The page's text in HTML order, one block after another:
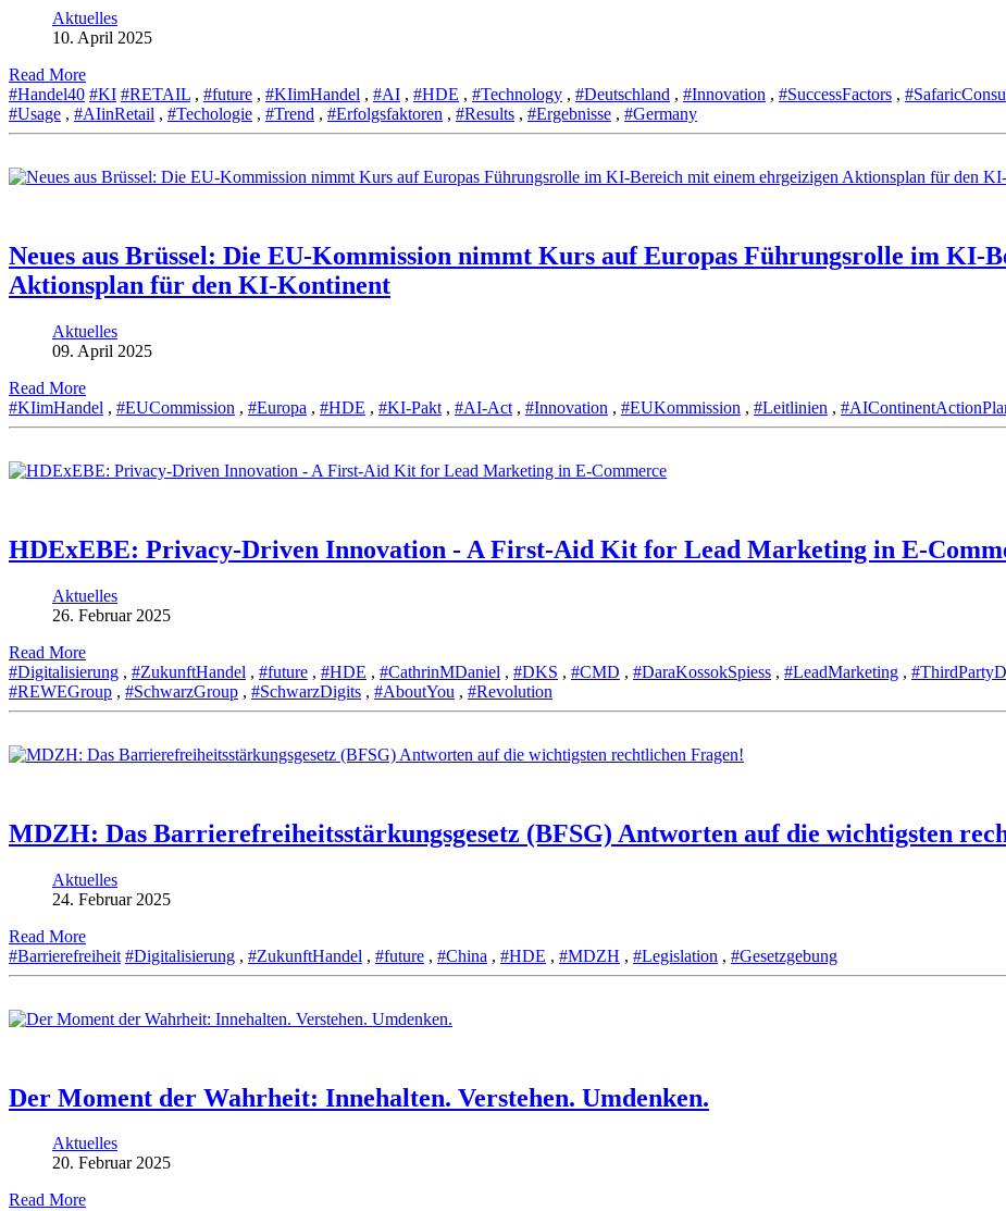
Aktuelles
10. April 2025
Read More
#Handel40 #KI #RETAIL , #future , #KIimHandel , #AI , #HDE , #Technology , #Deutschland , #Innovation , #SuccessFactors ,
#Usage , #AIinRetail , #Techologie , #Trend , #Erfolgsfaktoren , #Results , #Ergebnisse , #Germany
Neues aus Brüssel: Die EU-Kommission nimmt Kurs auf Europas Führungsrolle im KI-
Aktionsplan für den KI-Kontinent
Aktuelles
09. April 2025
Read More
#KIimHandel , #EUCommission , #Europa , #HDE , #KI-Pakt , #AI-Act , #Innovation , #EUKommission , #Leitlinien ,
HDExEBE: Privacy-Driven Innovation - A First-Aid Kit for Lead Marketing in E-
Aktuelles
26. Februar 2025
Read More
#Digitalisierung , #ZukunftHandel , #future , #HDE , #CathrinMDaniel , #DKS , #CMD , #DaraKossokSpiess , #LeadMarketing ,
#REWEGroup , #SchwarzGroup , #SchwarzDigits , #AboutYou , #Revolution
MDZH: Das Barrierefreiheitsstärkungsgesetz (BFSG) Antworten auf die wichtigsten
Aktuelles
24. Februar 2025
Read More
#Barrierefreiheit #Digitalisierung , #ZukunftHandel , #future , #China , #HDE , #MDZH , #Legislation , #Gesetzgebung
Der Moment der Wahrheit: Innehalten. Verstehen. Umdenken.
Aktuelles
20. Februar 2025
Read More